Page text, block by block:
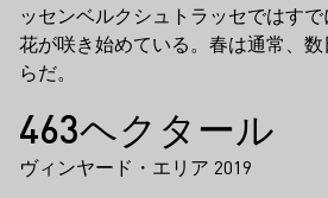
ッセンベルクシュトラッセではす
花が咲き始めている。春は通常、
らだ。
事実
463ヘクタール
ヴィンヤード・エリア 2019